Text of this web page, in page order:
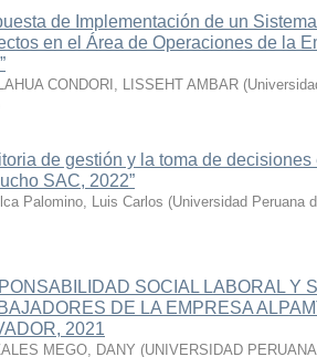
de Implementación de un
en el Área de Operaciones de la
CONDORI, LISSEHT AMBAR (
de gestión y la toma de
SAC, 2022”
Palomino, Luis Carlos (Universidad Peruana
SOCIAL LABORAL Y
DE LA EMPRESA
2021
MEGO, DANY (UNIVERSIDAD